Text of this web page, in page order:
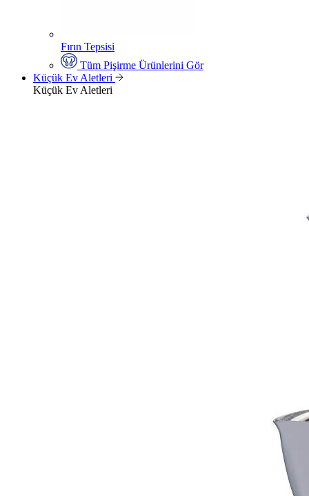
Fırın Tepsisi
Tüm Pişirme Ürünlerini Gör
Küçük Ev Aletleri
Küçük Ev Aletleri